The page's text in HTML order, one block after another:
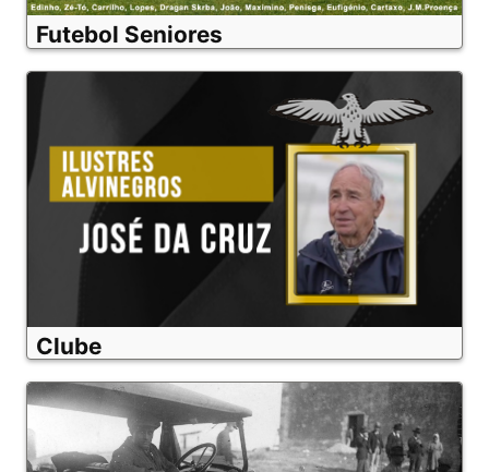
Futebol Seniores
Clube